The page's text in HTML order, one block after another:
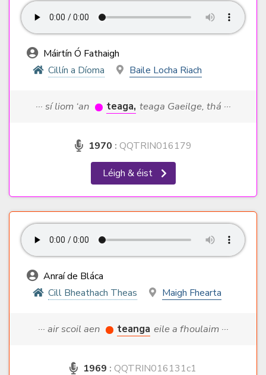
Máirtín Ó Fathaigh
Cillín a Díoma
Baile Locha Riach
··· sí liom ‘an teaga, teaga Gaeilge, thá ···
1970 : QQTRIN016179
Léigh & éist
Anraí de Bláca
Cill Bheathach Theas
Maigh Fhearta
··· air scoil aen teanga eile a fhoulaim ···
1969 : QQTRIN016131c1